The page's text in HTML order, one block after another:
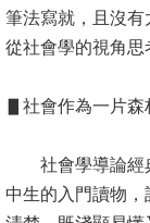
究
息
國
筆法寫就，且沒
從社會學的視角思
▋社會作為一片森
社會學導論經典
中生的入門讀物